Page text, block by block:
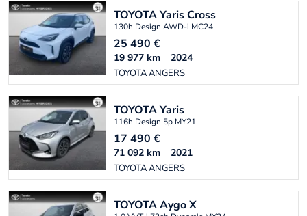
TOYOTAYaris Cross
130h Design AWD-i MC24
25 490 €
TOYOTA ANGERS
19 977 km 2024
TOYOTAYaris
116h Design 5p MY21
17 490 €
TOYOTA ANGERS
71 092 km 2021
TOYOTAAygo X